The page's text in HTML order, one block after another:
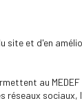
site et d'en
au
réseaux